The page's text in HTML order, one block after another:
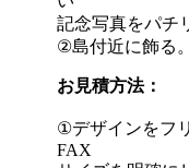
記念写真をパチ
②島付近に飾る。
お見積方法：
①デザインをフ
FAX